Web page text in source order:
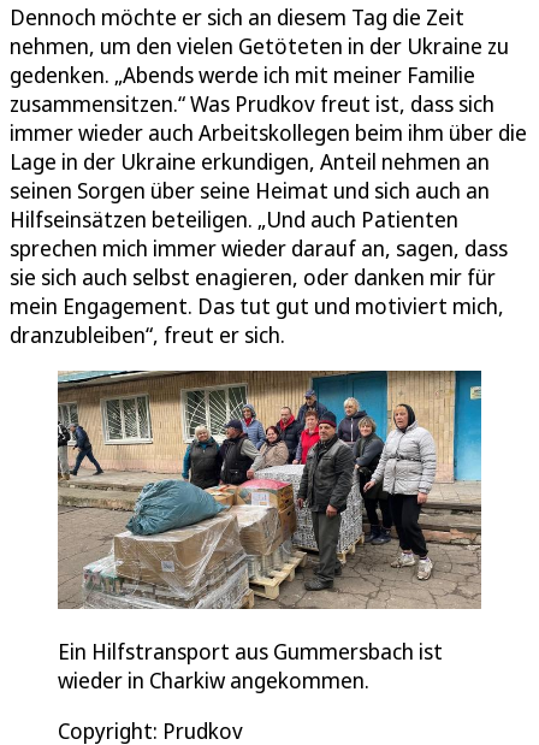
Dennoch möchte er sich an diesem Tag die Zeit
nehmen, um den vielen Getöteten in der Ukraine zu
gedenken. „Abends werde ich mit meiner Familie
zusammensitzen.“ Was Prudkov freut ist, dass sich
immer wieder auch Arbeitskollegen beim ihm über die
Lage in der Ukraine erkundigen, Anteil nehmen an
seinen Sorgen über seine Heimat und sich auch an
Hilfseinsätzen beteiligen. „Und auch Patienten
sprechen mich immer wieder darauf an, sagen, dass
sie sich auch selbst enagieren, oder danken mir für
mein Engagement. Das tut gut und motiviert mich,
dranzubleiben“, freut er sich.
Ein Hilfstransport aus Gummersbach ist
wieder in Charkiw angekommen.
Copyright: Prudkov